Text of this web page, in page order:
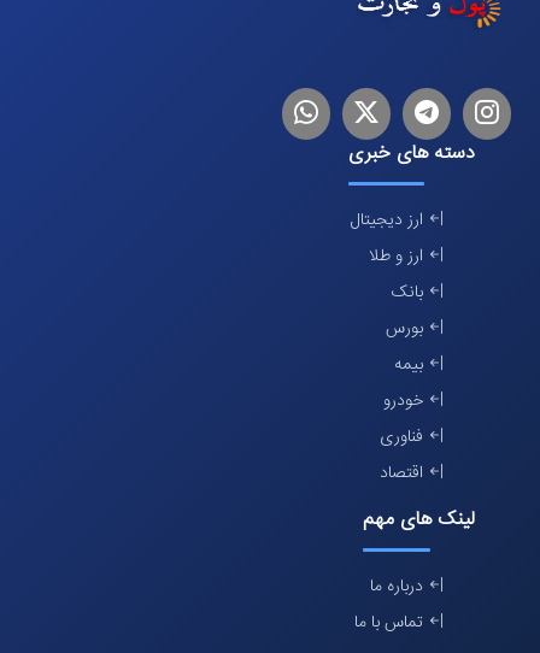
اینستاگرام
تلگرام توییترلینکدین
دسته های خبری
ارز دیجیتال
ارز و طلا
بانک
بورس
بیمه
خودرو
فناوری
اقتصاد
لینک های مهم
درباره ما
تماس با ما